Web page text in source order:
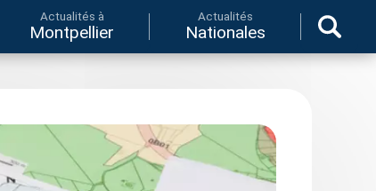
Actualités à
Montpellier
Actualités
Nationales